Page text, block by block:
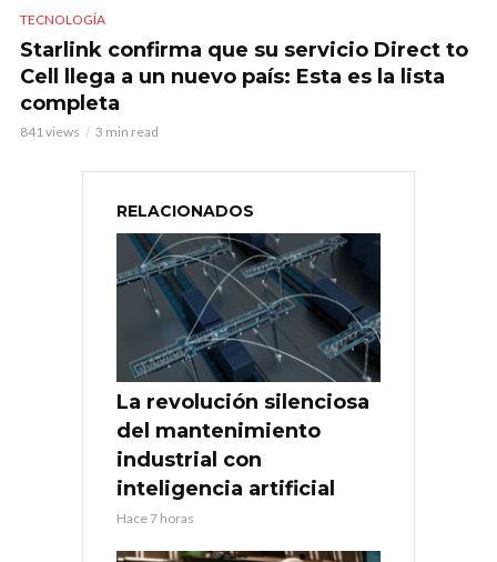
TECNOLOGÍA
Starlink confirma que su servicio Direct to
Cell llega a un nuevo país: Esta es la lista
completa
841 views 3 min read
RELACIONADOS
La revolución silenciosa
del mantenimiento
industrial con
inteligencia artificial
Hace 7 horas